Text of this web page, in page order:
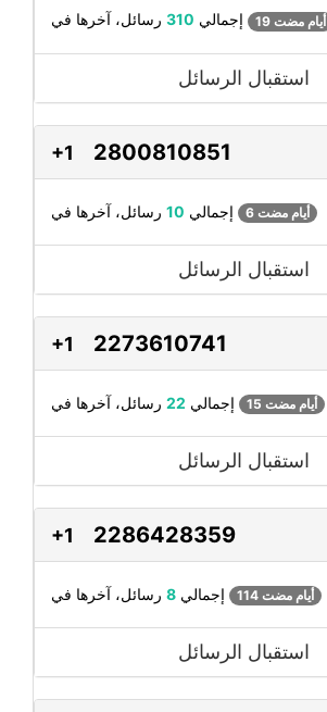
إجمالي 310 19 أيام مضت
استقبال الرسائل
+1 2800810851
إجمالي 10 6 أيام مضت
استقبال الرسائل
+1 2273610741
إجمالي 22 15 أيام مضت
استقبال الرسائل
+1 2286428359
إجمالي 8 114 أيام مضت
استقبال الرسائل